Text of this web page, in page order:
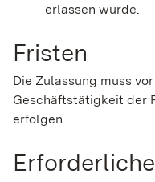
erlassen wurde.
Fristen
Die Zulassung muss
Geschäftstätigkeit der
erfolgen.